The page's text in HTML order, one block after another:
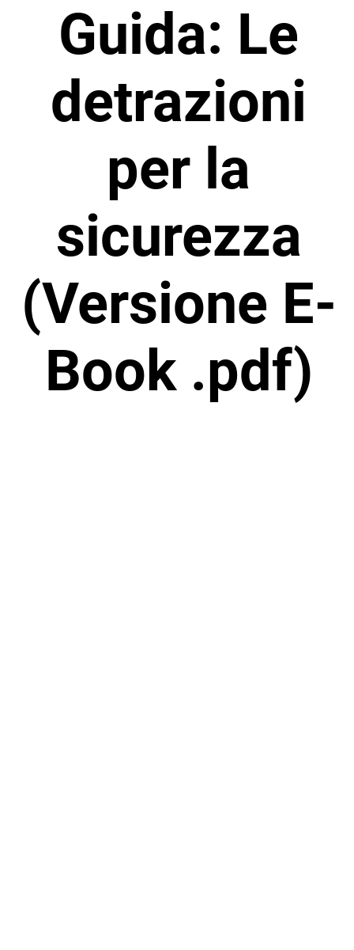
Guida: Le
detrazioni
per la
sicurezza
(Versione E-
Book .pdf)